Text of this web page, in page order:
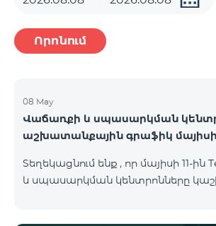
Որոնում
08 May
Վաճառքի և սպասարկման
աշխատանքային գրաֆիկ մայիսի
Տեղեկացնում ենք , որ մայիսի 11-
և սպասարկման կենտրոնները